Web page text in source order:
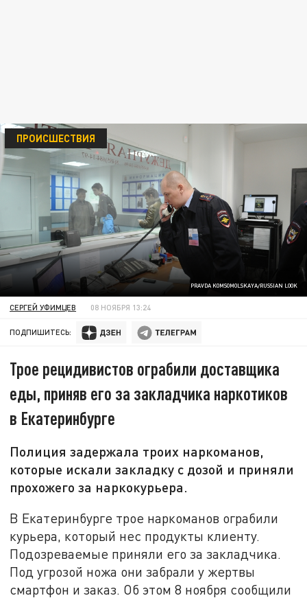
PRAVDA KOMSOMOLSKAYA/RUSSIAN LOOK
ПРОИСШЕСТВИЯ
СЕРГЕЙ УФИМЦЕВ 08 НОЯБРЯ 13:24
ПОДПИШИТЕСЬ:
Трое рецидивистов ограбили доставщика
еды, приняв его за закладчика наркотиков
в Екатеринбурге
Полиция задержала троих наркоманов,
которые искали закладку с дозой и приняли
прохожего за наркокурьера.
В Екатеринбурге трое наркоманов ограбили
курьера, который нес продукты клиенту.
Подозреваемые приняли его за закладчика.
Под угрозой ножа они забрали у жертвы
смартфон и заказ. Об этом 8 ноября сообщили